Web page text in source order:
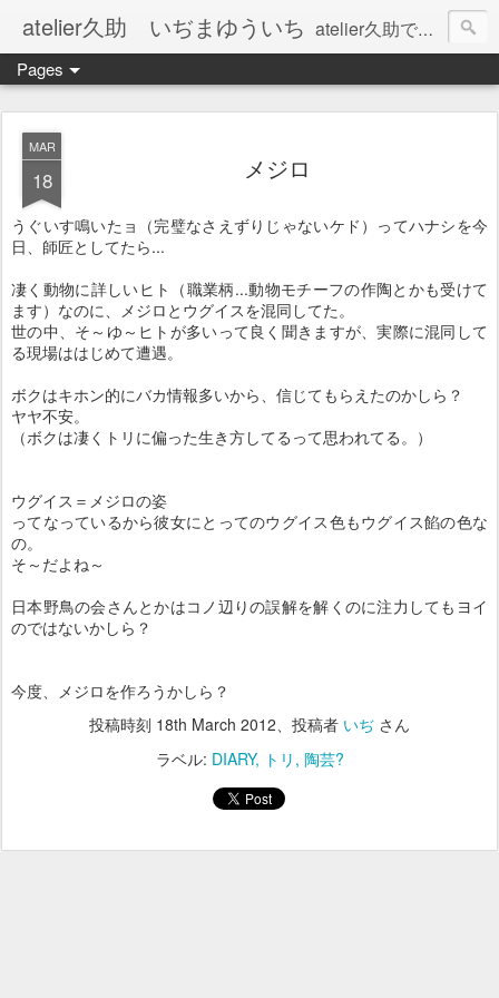
atelier久助 いぢまゆういち atelier久助では土と火から暖かなモノたちを生み出しています。 ご覧になられた方が和んで頂ければ幸いです。
Pages
MAR
18 メジロ
うぐいす鳴いたョ（完璧なさえずりじゃないケド）ってハナシを今
日、師匠としてた ら...
凄く動物に詳しいヒト（職業柄...動物モチーフの作陶とかも受けて
ます）なのに、 メジロとウグイスを混同してた。
世の中、そ～ゆ～ヒトが多いって良く聞きますが、実際に混同して
る現場ははじめて遭遇。
ボクはキホン的にバカ情報多いから、信じてもらえたのかしら？
ヤヤ不安。
（ボクは凄くトリに偏った生き方してるって思われてる。）
ウグイス＝メジロの姿
ってなっているから彼女にとってのウグイス色もウグイス餡の色な
の。
そ～だよね～
日本野鳥の会さんとかはコノ辺りの誤解を解くのに注力してもヨイ
のではないかしら ？
今度、メジロを作ろうかしら？
投稿時刻 18th March 2012、投稿者 いぢ さん
ラベル: DIARY トリ 陶芸?